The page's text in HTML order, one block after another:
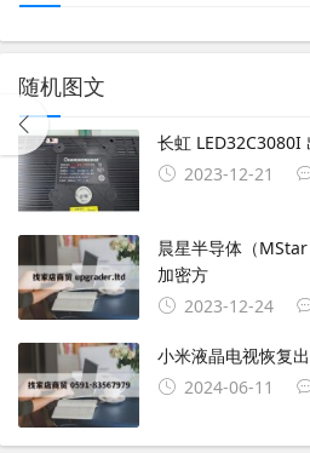
随机图文
长虹
2023-12-21
晨星半导体（
加密方
2023-12-24
小米液晶电视恢复
2024-06-11